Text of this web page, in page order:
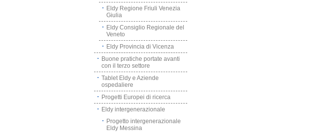
Eldy Regione Friuli Venezia
Giulia
Eldy Consiglio Regionale del
Veneto
Eldy Provincia di Vicenza
Buone pratiche portate avanti
con il terzo settore
Tablet Eldy e Aziende
ospedaliere
Progetti Europei di ricerca
Eldy intergenerazionale
Progetto intergenerazionale
Eldy Messina